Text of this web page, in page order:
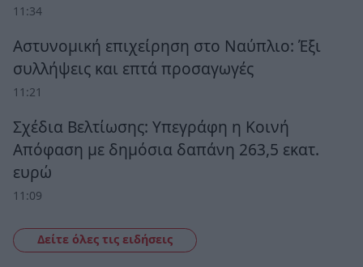
11:34
Αστυνομική επιχείρηση στο Ναύπλιο: Έξι
συλλήψεις και επτά προσαγωγές
11:21
Σχέδια Βελτίωσης: Υπεγράφη η Κοινή
Απόφαση με δημόσια δαπάνη 263,5 εκατ.
ευρώ
11:09
Δείτε όλες τις ειδήσεις